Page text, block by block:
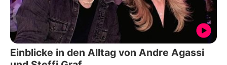
Einblicke in den Alltag von Andre Agassi